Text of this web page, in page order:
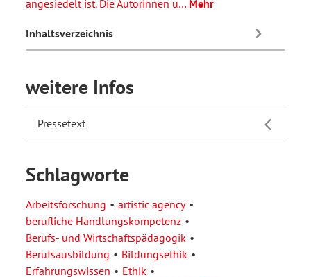
angesiedelt ist. Die Autorinnen u… Mehr
Inhaltsverzeichnis
weitere Infos
Pressetext
Schlagworte
Arbeitsforschung
artistic agency
berufliche Handlungskompetenz
Berufs- und Wirtschaftspädagogik
Berufsausbildung
Bildungsethik
Erfahrungswissen
Ethik